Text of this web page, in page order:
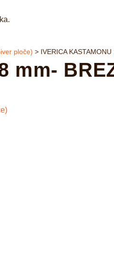
ploče) > IVERICA
mm-